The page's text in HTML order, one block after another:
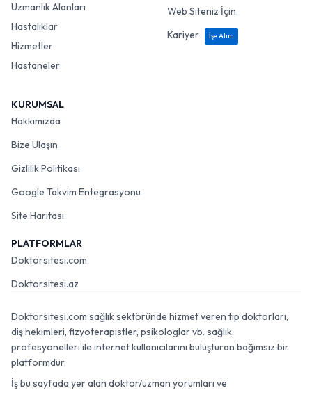
Uzmanlık Alanları
Hastalıklar
Hizmetler
Hastaneler
Web Siteniz İçin
Kariyer
İşe Alım
KURUMSAL
Hakkımızda
Bize Ulaşın
Gizlilik Politikası
Google Takvim Entegrasyonu
Site Haritası
PLATFORMLAR
Doktorsitesi.com
Doktorsitesi.az
Doktorsitesi.com sağlık sektöründe hizmet veren tıp doktorları,
diş hekimleri, fizyoterapistler, psikologlar vb. sağlık
profesyonelleri ile internet kullanıcılarını buluşturan bağımsız bir
platformdur.
İş bu sayfada yer alan doktor/uzman yorumları ve